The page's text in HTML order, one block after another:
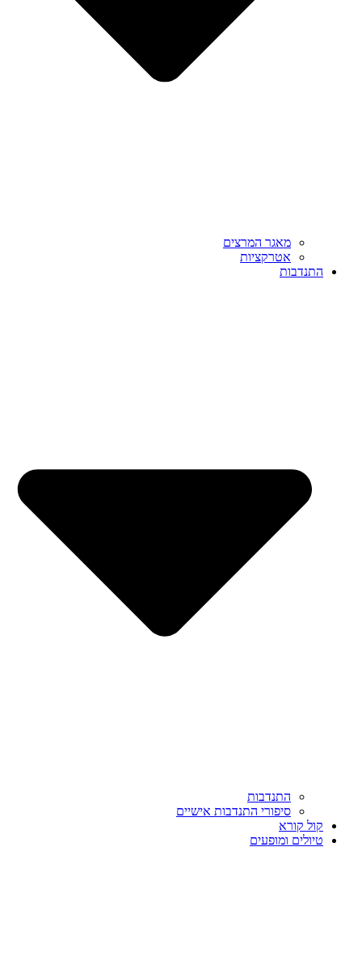
מאגר המרצים
אטרקציות
התנדבות
התנדבות
סיפורי התנדבות אישיים
קול קורא
טיולים ומופעים